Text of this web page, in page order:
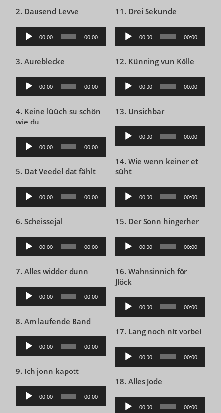
2. Dausend Levve
Audio-
Player
00:00 00:00
3. Aureblecke
Audio-
Player
00:00 00:00
4. Keine lüüch su schön
wie du
Audio-
Player
00:00 00:00
5. Dat Veedel dat fählt
Audio-
Player
00:00 00:00
6. Scheissejal
Audio-
Player
00:00 00:00
7. Alles widder dunn
Audio-
Player
00:00 00:00
8. Am laufende Band
Audio-
Player
00:00 00:00
9. Ich jonn kapott
Audio-
Player
00:00 00:00
11. Drei Sekunde
Audio-
Player
00:00 00:00
12. Künning vun Kölle
Audio-
Player
00:00 00:00
13. Unsichbar
Audio-
Player
00:00 00:00
14. Wie wenn keiner et
süht
Audio-
Player
00:00 00:00
15. Der Sonn hingerher
Audio-
Player
00:00 00:00
16. Wahnsinnich för
Jlöck
Audio-
Player
00:00 00:00
17. Lang noch nit vorbei
Audio-
Player
00:00 00:00
18. Alles Jode
Audio-
00:00 00:00